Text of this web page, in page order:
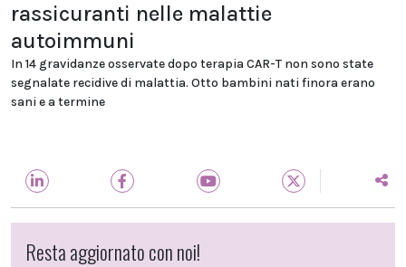
rassicuranti nelle malattie
autoimmuni
In 14 gravidanze osservate dopo terapia CAR-T non sono state
segnalate recidive di malattia. Otto bambini nati finora erano
sani e a termine
Resta aggiornato con noi!